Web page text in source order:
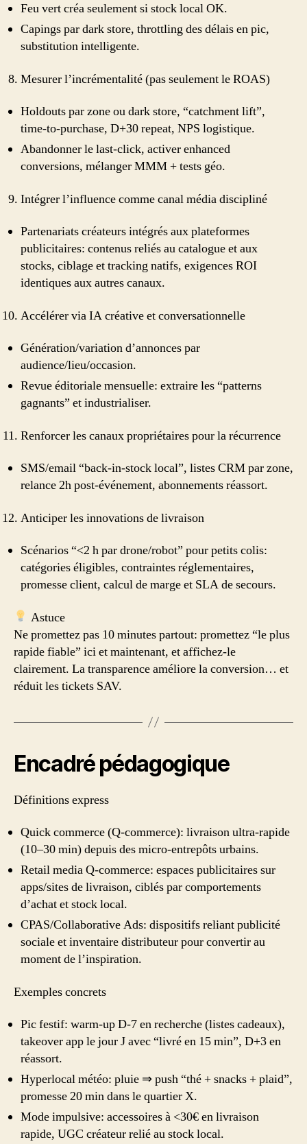
Feu vert créa seulement si stock local OK.
Capings par dark store, throttling des délais en pic,
substitution intelligente.
Mesurer l’incrémentalité (pas seulement le ROAS)
Holdouts par zone ou dark store, “catchment lift”,
time-to-purchase, D+30 repeat, NPS logistique.
Abandonner le last‑click, activer enhanced
conversions, mélanger MMM + tests géo.
Intégrer l’influence comme canal média discipliné
Partenariats créateurs intégrés aux plateformes
publicitaires: contenus reliés au catalogue et aux
stocks, ciblage et tracking natifs, exigences ROI
identiques aux autres canaux.
Accélérer via IA créative et conversationnelle
Génération/variation d’annonces par
audience/lieu/occasion.
Revue éditoriale mensuelle: extraire les “patterns
gagnants” et industrialiser.
Renforcer les canaux propriétaires pour la récurrence
SMS/email “back-in-stock local”, listes CRM par zone,
relance 2h post‑événement, abonnements réassort.
Anticiper les innovations de livraison
Scénarios “<2 h par drone/robot” pour petits colis:
catégories éligibles, contraintes réglementaires,
promesse client, calcul de marge et SLA de secours.
Astuce
Ne promettez pas 10 minutes partout: promettez “le plus
rapide fiable” ici et maintenant, et affichez-le
clairement. La transparence améliore la conversion… et
réduit les tickets SAV.
Encadré pédagogique
Définitions express
Quick commerce (Q‑commerce): livraison ultra‑rapide
(10–30 min) depuis des micro‑entrepôts urbains.
Retail media Q‑commerce: espaces publicitaires sur
apps/sites de livraison, ciblés par comportements
d’achat et stock local.
CPAS/Collaborative Ads: dispositifs reliant publicité
sociale et inventaire distributeur pour convertir au
moment de l’inspiration.
Exemples concrets
Pic festif: warm‑up D‑7 en recherche (listes cadeaux),
takeover app le jour J avec “livré en 15 min”, D+3 en
réassort.
Hyperlocal météo: pluie ⇒ push “thé + snacks + plaid”,
promesse 20 min dans le quartier X.
Mode impulsive: accessoires à <30€ en livraison
rapide, UGC créateur relié au stock local.